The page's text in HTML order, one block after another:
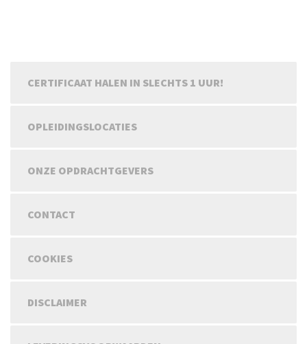
CERTIFICAAT HALEN IN SLECHTS 1 UUR!
OPLEIDINGSLOCATIES
ONZE OPDRACHTGEVERS
CONTACT
COOKIES
DISCLAIMER